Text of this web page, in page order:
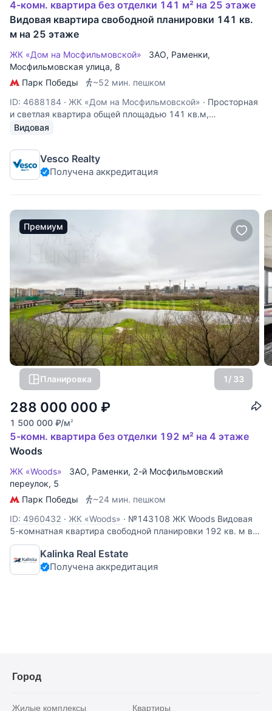
4-комн. квартира без отделки 141 м² на 25 этаже
Видовая квартира свободной планировки 141 кв.
м на 25 этаже
ЖК «Дом на Мосфильмовской» ЗАО, Раменки,
Мосфильмовская улица, 8
Парк Победы
~52 мин. пешком
ID: 4688184 · ЖК «Дом на Мосфильмовской» · Просторная
и светлая квартира общей площадью 141 кв.м,
расположенная на 25-м этаже ЖК "Дом на
отделки, свободной планировки. Прекрасные виды из окон
на центр Москвы: Новодевичий Монастырь,
Видовая
Vesco Realty
Получена аккредитация
Премиум
Планировка 1/ 33
288 000 000 ₽
1 500 000 ₽/м2
5-комн. квартира без отделки 192 м² на 4 этаже
Woods
ЖК «Woods» ЗАО, Раменки, 2-й Мосфильмовский
переулок, 5
Парк Победы
~24 мин. пешком
ID: 4960432 · ЖК «Woods» · №143108 ЖК Woods Видовая
5-комнатная квартира свободной планировки 192 кв. м в
жилом комплексе Woods. Возможная планировка: холл,
кухня-гостиная с обеденной зоной и выходом на
собственную террасу, мастер-спальня с ванной комнатой
Kalinka Real Estate
Получена аккредитация
Город
Жилые комплексы
Квартиры